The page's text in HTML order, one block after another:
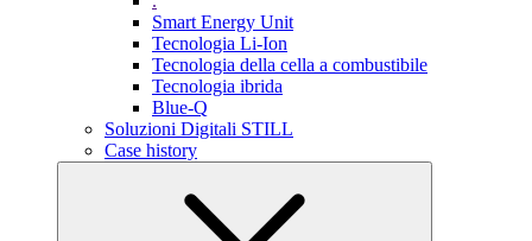
Smart Energy Unit
Tecnologia Li-Ion
Tecnologia della cella a combustibile
Tecnologia ibrida
Blue-Q
Soluzioni Digitali STILL
Case history